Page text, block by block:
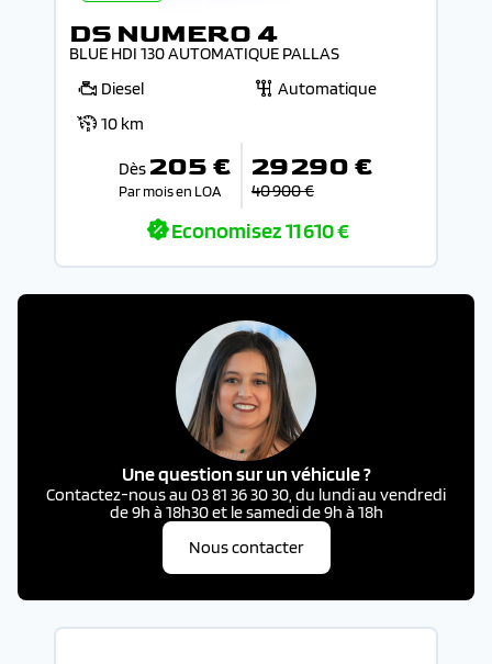
DS NUMERO 4
BLUE HDI 130 AUTOMATIQUE PALLAS
Diesel
Automatique
10 km
Dès 205 €
Par mois en LOA
29 290 €
40 900 €
Economisez11 610 €
Une question sur un véhicule ?
Contactez-nous au 03 81 36 30 30, du lundi au vendredi
de 9h à 18h30 et le samedi de 9h à 18h
Nous contacter